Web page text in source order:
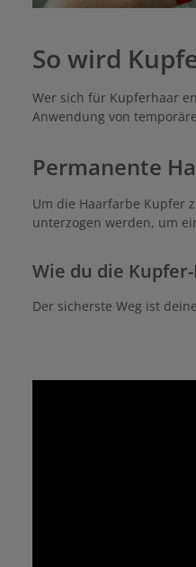
So wird
Wer sich für Kupferhaar
Anwendung von
Permanente
Um die Haarfarbe Kupfer
unterzogen werden, um
Wie du die
Der sicherste Weg ist